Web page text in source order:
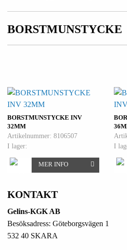
BORSTMUNSTYCKE
BORSTMUNSTYCKE INV
32MM
Artikelnummer: 8106507
I lager:
MER INFO
I
KONTAKT
Gelins-KGK AB
Besöksadress: Göteborgsvägen 1
532 40 SKARA